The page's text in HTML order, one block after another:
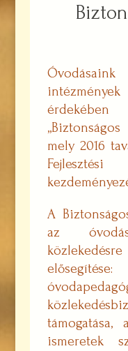
mely 2016
A
az
támogatása,
ismeretek